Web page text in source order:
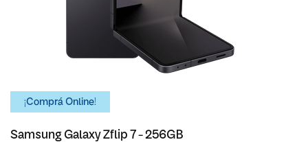
¡Comprá Online!
Samsung Galaxy Zflip 7 - 256GB